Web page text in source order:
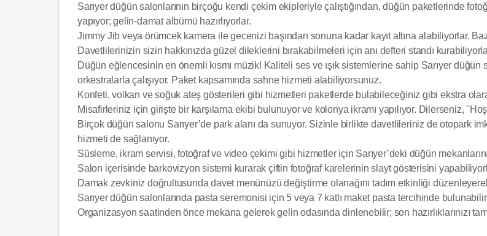
Sarıyer düğün salonlarının birçoğu kendi çekim ekipleriyle çalıştığından, düğün paketlerinde
yapıyor; gelin-damat albümü hazırlıyorlar.
Jimmy Jib veya örümcek kamera ile gecenizi başından sonuna kadar kayıt altına alabiliyorlar.
Davetlilerinizin sizin hakkınızda güzel dileklerini bırakabilmeleri için anı defteri standı
Düğün eğlencesinin en önemli kısmı müzik! Kaliteli ses ve ışık sistemlerine sahip Sarıyer
orkestralarla çalışıyor. Paket kapsamında sahne hizmeti alabiliyorsunuz.
Konfeti, volkan ve soğuk ateş gösterileri gibi hizmetleri paketlerde bulabileceğiniz gibi ekstra
Misafirleriniz için girişte bir karşılama ekibi bulunuyor ve kolonya ikramı yapılıyor. Dilerseniz,
Birçok düğün salonu Sarıyer’de park alanı da sunuyor. Sizinle birlikte davetlileriniz de otopark
hizmeti de sağlanıyor.
Süsleme, ikram servisi, fotoğraf ve video çekimi gibi hizmetler için Sarıyer’deki düğün
Salon içerisinde barkovizyon sistemi kurarak çiftin fotoğraf karelerinin slayt gösterisini
Damak zevkiniz doğrultusunda davet menünüzü değiştirme olanağını tadım etkinliği
Sarıyer düğün salonlarında pasta seremonisi için 5 veya 7 katlı maket pasta tercihinde
Organizasyon saatinden önce mekana gelerek gelin odasında dinlenebilir; son hazırlıklarınızı